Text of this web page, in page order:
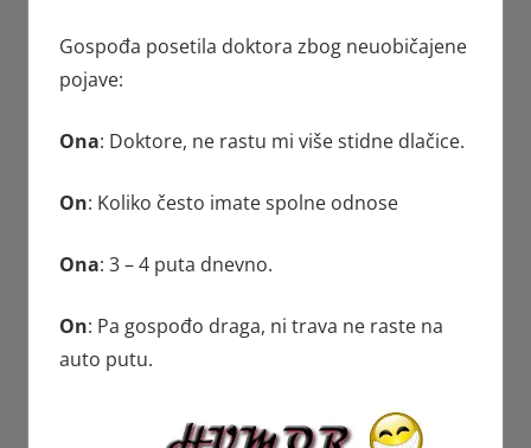
Gospođa posetila doktora zbog neuobičajene
pojave:
Ona: Doktore, ne rastu mi više stidne dlačice.
On: Koliko često imate spolne odnose
Ona: 3 – 4 puta dnevno.
On: Pa gospođo draga, ni trava ne raste na
auto putu.